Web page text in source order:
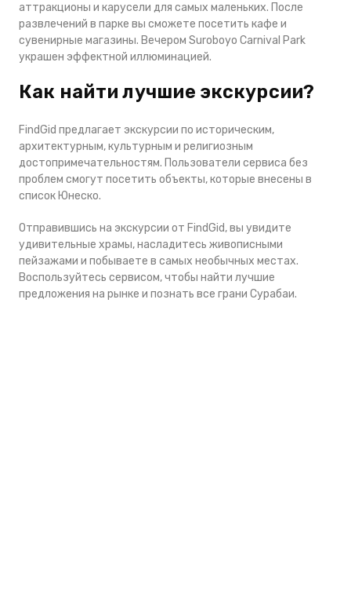
аттракционы и карусели для самых маленьких. После
развлечений в парке вы сможете посетить кафе и
сувенирные магазины. Вечером Suroboyo Carnival Park
украшен эффектной иллюминацией.
Как найти лучшие экскурсии?
FindGid предлагает экскурсии по историческим,
архитектурным, культурным и религиозным
достопримечательностям. Пользователи сервиса без
проблем смогут посетить объекты, которые внесены в
список Юнеско.
Отправившись на экскурсии от FindGid, вы увидите
удивительные храмы, насладитесь живописными
пейзажами и побываете в самых необычных местах.
Воспользуйтесь сервисом, чтобы найти лучшие
предложения на рынке и познать все грани Сурабаи.